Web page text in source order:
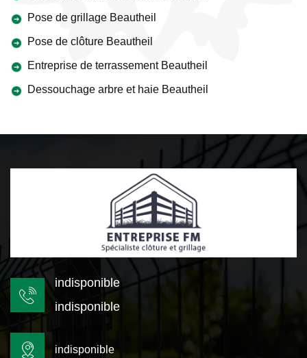
Pose de grillage Beautheil
Pose de clôture Beautheil
Entreprise de terrassement Beautheil
Dessouchage arbre et haie Beautheil
indisponible
indisponible
indisponible